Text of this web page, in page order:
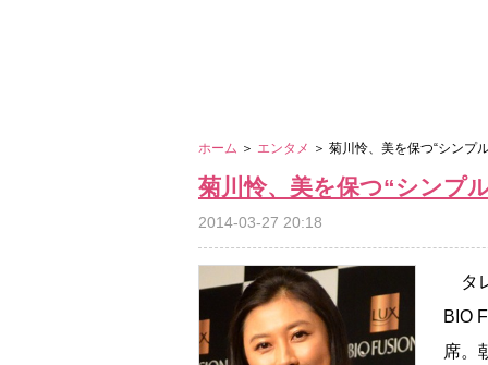
ホーム ＞ エンタメ ＞ 菊川怜、美を保つ“シンプ
菊川怜、美を保つ“シンプ
2014-03-27 20:18
タ
BIO
席。